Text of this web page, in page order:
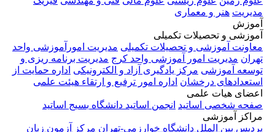
مدیریت هنر و معماری
آموزش
آموزشی و تحصیلات تکمیلی
معاونت آموزشی و تحصیلات تکمیلی مدیریت امورآموزشی واحد
تهران مدیریت امور آموزشی واحد کرج مدیریت برنامه ریزی و
توسعه آموزشی مرکز یادگیری آزاد و الکترونیکی اداره حمایت از
استعدادهای درخشان اداره امور ترفیع و ارتقاء هیئت علمی
اعضای هیات علمی
صفحه شخصی اساتید انجمن اساتید دانشگاه بسیج اساتید
مراکز آموزشی
پردیس بین الملل دانشگاه خوارزمی-تهران مرکز آزمون زبان